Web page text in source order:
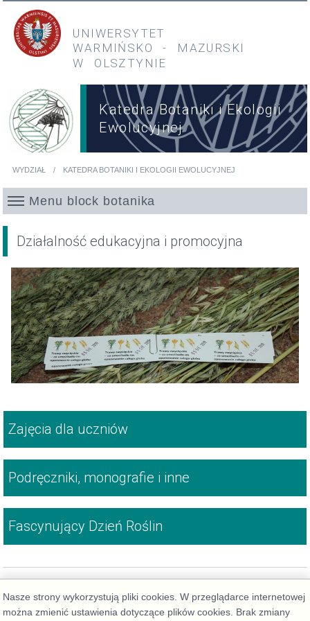
Przejdź do treści
Przejdź do menu głównego
UNIWERSYTET
WARMIŃSKO
- MAZURSKI
W OLSZTYNIE
Katedra Botaniki i Ekologii
Ewolucyjnej
WYDZIAŁ KATEDRA BOTANIKI I EKOLOGII EWOLUCYJNEJ
Menu block botanika
Działalność edukacyjna i promocyjna
Zajęcia dla uczniów
Podręczniki, monografie i inne
Fascynujący Dzień Roślin
Nasze strony wykorzystują pliki cookies. W przeglądarce internetowej
można zmienić ustawienia dotyczące plików cookies. Brak zmiany